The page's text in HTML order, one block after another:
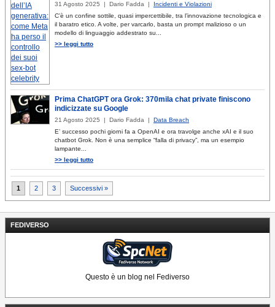
FEDIVERSO
Questo è un blog nel Fediverso
31 Agosto 2025 | Dario Fadda | Incidenti e Violazioni
C’è un confine sottile, quasi impercettibile, tra l’innovazione tecnologica e
il baratro etico. A volte, per varcarlo, basta un prompt malizioso o un
modello di linguaggio addestrato su...
>> leggi tutto
Prima ChatGPT ora Grok: 370mila chat private finiscono
indicizzate su Google
21 Agosto 2025 | Dario Fadda | Data Breach
E’ successo pochi giorni fa a OpenAI e ora travolge anche xAI e il suo
chatbot Grok. Non è una semplice “falla di privacy”, ma un esempio
lampante...
>> leggi tutto
Paginazione
degli
articoli
1 2 3 Successivi »